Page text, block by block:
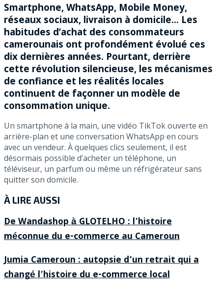
Smartphone, WhatsApp, Mobile Money,
réseaux sociaux, livraison à domicile… Les
habitudes d’achat des consommateurs
camerounais ont profondément évolué ces
dix dernières années. Pourtant, derrière
cette révolution silencieuse, les mécanismes
de confiance et les réalités locales
continuent de façonner un modèle de
consommation unique.
Un smartphone à la main, une vidéo TikTok ouverte en
arrière-plan et une conversation WhatsApp en cours
avec un vendeur. À quelques clics seulement, il est
désormais possible d’acheter un téléphone, un
téléviseur, un parfum ou même un réfrigérateur sans
quitter son domicile.
À LIRE AUSSI
De Wandashop à GLOTELHO : l’histoire
méconnue du e-commerce au Cameroun
Jumia Cameroun : autopsie d’un retrait qui a
changé l’histoire du e-commerce local